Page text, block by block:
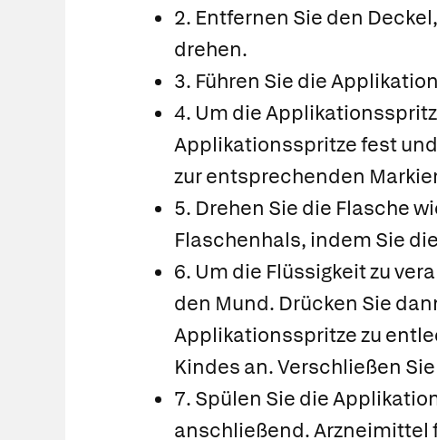
2. Entfernen Sie den
drehen.
3. Führen Sie die
4. Um die
Applikationsspritze fest
zur entsprechenden
5. Drehen Sie die Flasche
Flaschenhals, indem Sie
6. Um die Flüssigkeit zu
den Mund. Drücken Sie
Applikationsspritze zu
Kindes an. Verschließen
7. Spülen Sie die
anschließend. Arzneimittel